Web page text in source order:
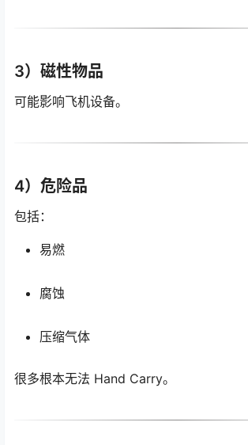
3）磁性物品
可能影响飞机设备。
4）危险品
包括：
易燃
腐蚀
压缩气体
很多根本无法 Hand Carry。